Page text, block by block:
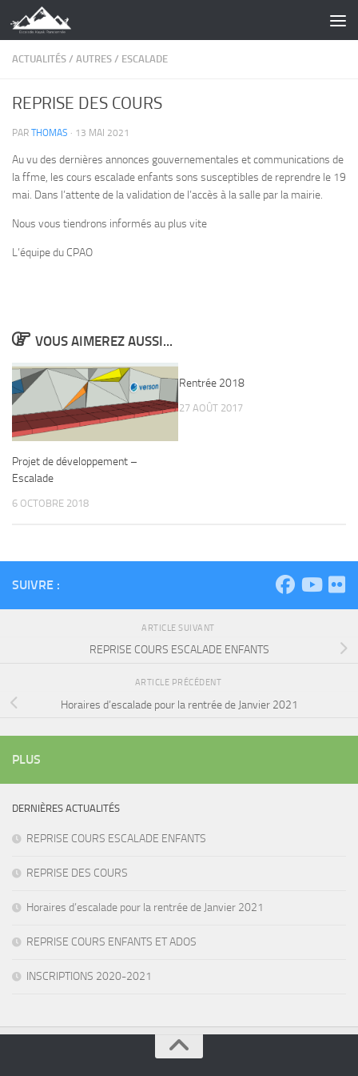
Skip to content
ACTUALITÉS / AUTRES / ESCALADE
REPRISE DES COURS
PAR THOMAS · 13 MAI 2021
Au vu des dernières annonces gouvernementales et communications de
la ffme, les cours escalade enfants sons susceptibles de reprendre le 19
mai. Dans l’attente de la validation de l’accès à la salle par la mairie.
Nous vous tiendrons informés au plus vite
L’équipe du CPAO
VOUS AIMEREZ AUSSI...
Projet de développement –
Escalade
6 OCTOBRE 2018
Rentrée 2018
27 AOÛT 2017
SUIVRE :
ARTICLE SUIVANT
REPRISE COURS ESCALADE ENFANTS
ARTICLE PRÉCÉDENT
Horaires d’escalade pour la rentrée de Janvier 2021
PLUS
DERNIÈRES ACTUALITÉS
REPRISE COURS ESCALADE ENFANTS
REPRISE DES COURS
Horaires d’escalade pour la rentrée de Janvier 2021
REPRISE COURS ENFANTS ET ADOS
INSCRIPTIONS 2020-2021